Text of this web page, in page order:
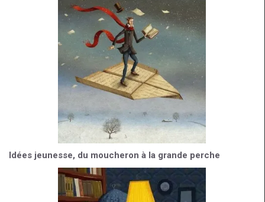
Idées jeunesse, du moucheron à la grande perche